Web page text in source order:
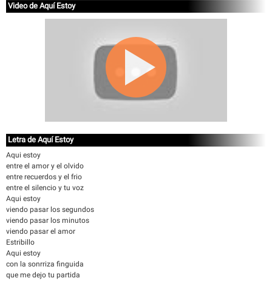
Video de Aquí Estoy
Letra de Aquí Estoy
Aqui estoy
entre el amor y el olvido
entre recuerdos y el frio
entre el silencio y tu voz
Aqui estoy
viendo pasar los segundos
viendo pasar los minutos
viendo pasar el amor
Estribillo
Aqui estoy
con la sonrriza finguida
que me dejo tu partida